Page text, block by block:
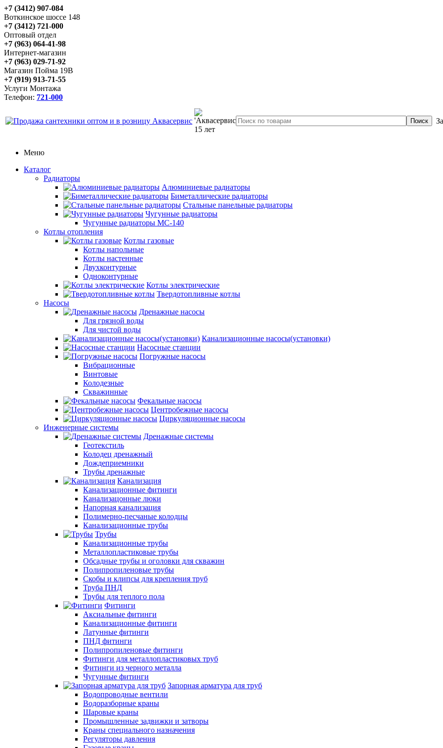
+7 (3412) 907-084
Воткинское шоссе 148
+7 (3412) 721-000
Оптовый отдел
+7 (963) 064-41-98
Интернет-магазин
+7 (963) 029-71-92
Магазин Пойма 19В
+7 (919) 913-71-55
Услуги Монтажа
Телефон: 721-000
Меню
Каталог
Радиаторы
Алюминиевые радиаторы
Биметаллические радиаторы
Стальные панельные радиаторы
Чугунные радиаторы
Чугунные радиаторы МС-140
Котлы отопления
Котлы газовые
Котлы напольные
Котлы настенные
Двухконтурные
Одноконтурные
Котлы электрические
Твердотопливные котлы
Насосы
Дренажные насосы
Для грязной воды
Для чистой воды
Канализационные насосы(установки)
Насосные станции
Погружные насосы
Вибрационные
Винтовые
Колодезные
Скважинные
Фекальные насосы
Центробежные насосы
Циркуляционные насосы
Инженерные системы
Дренажные системы
Геотекстиль
Колодец дренажный
Дождеприемники
Трубы дренажные
Канализация
Канализационные фитинги
Канализацонные люки
Напорная канализация
Полимерно-песчаные колодцы
Канализационные трубы
Трубы
Канализационные трубы
Металлопластиковые трубы
Обсадные трубы и оголовки для скважин
Полипропиленовые трубы
Скобы и клипсы для крепления труб
Труба ПНД
Трубы для теплого пола
Фитинги
Аксиальные фитинги
Канализационные фитинги
Латунные фитинги
ПНД фитинги
Полипропиленовые фитинги
Фитинги для металлопластиковых труб
Фитинги из черного металла
Чугунные фитинги
Запорная арматура для труб
Водопроводные вентили
Водоразборные краны
Шаровые краны
Промышленные задвижки и затворы
Краны специального назначения
Регуляторы давления